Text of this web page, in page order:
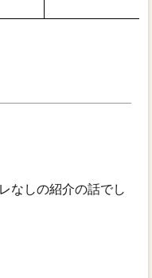
なしの紹介の話でし